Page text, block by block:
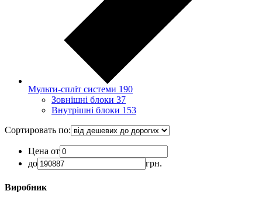
Мульти-спліт системи 190
Зовнішні блоки 37
Внутрішні блоки 153
Сортировать по:
Цена от
до
грн.
Виробник